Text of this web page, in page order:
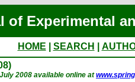
of Experimental
HOME SEARCH
2008 available online at